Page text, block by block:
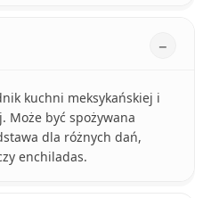
kuchni meksykańskiej i
Może być spożywana
dla różnych dań,
enchiladas.